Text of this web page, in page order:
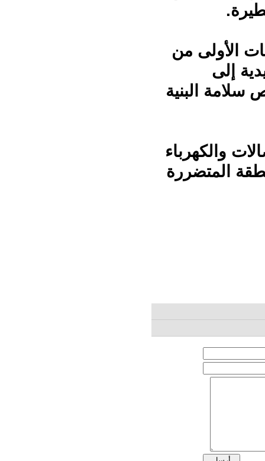
الساعات الأولى من
إلى
البنية
والكهرباء
المتضررة